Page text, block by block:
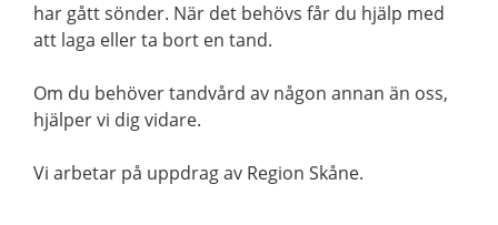
har gått sönder. När det behövs får du hjälp med
att laga eller ta bort en tand.
Om du behöver tandvård av någon annan än oss,
hjälper vi dig vidare.
Vi arbetar på uppdrag av Region Skåne.